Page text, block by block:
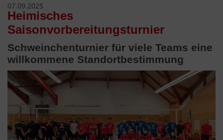
07.09.2025
Heimisches
Saisonvorbereitungsturnier
Schweinchenturnier für viele Teams eine
willkommene Standortbestimmung